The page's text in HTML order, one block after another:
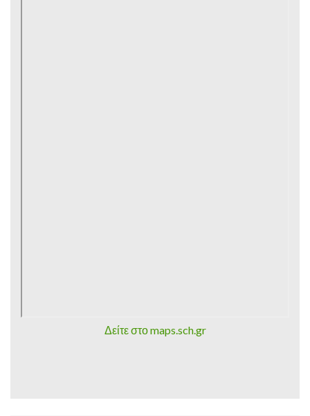
Δείτε στο maps.sch.gr